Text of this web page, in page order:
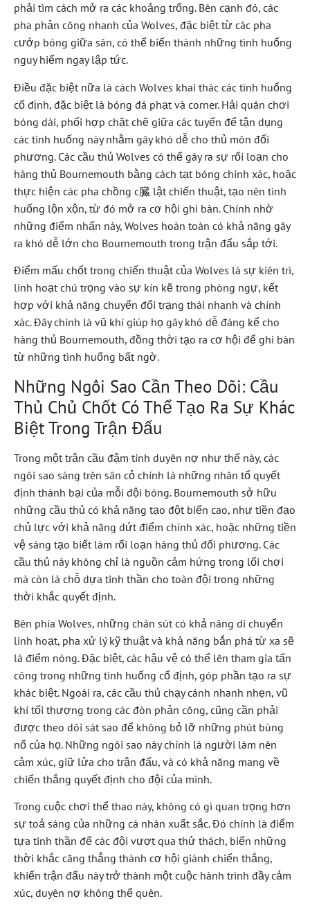
phải tìm cách mở ra các khoảng trống. Bên cạnh đó, các
pha phản công nhanh của Wolves, đặc biệt từ các pha
cướp bóng giữa sân, có thể biến thành những tình huống
nguy hiểm ngay lập tức.
Điều đặc biệt nữa là cách Wolves khai thác các tình huống
cố định, đặc biệt là bóng đá phạt và corner. Hải quân chơi
bóng dài, phối hợp chặt chẽ giữa các tuyến để tận dụng
các tình huống này nhằm gây khó dễ cho thủ môn đối
phương. Các cầu thủ Wolves có thể gây ra sự rối loạn cho
hàng thủ Bournemouth bằng cách tạt bóng chính xác, hoặc
thực hiện các pha chồng c臓 lật chiến thuật, tạo nên tình
huống lộn xộn, từ đó mở ra cơ hội ghi bàn. Chính nhờ
những điểm nhấn này, Wolves hoàn toàn có khả năng gây
ra khó dễ lớn cho Bournemouth trong trận đấu sắp tới.
Điểm mấu chốt trong chiến thuật của Wolves là sự kiên trì,
linh hoạt chú trọng vào sự kín kẽ trong phòng ngự, kết
hợp với khả năng chuyển đổi trạng thái nhanh và chính
xác. Đây chính là vũ khí giúp họ gây khó dễ đáng kể cho
hàng thủ Bournemouth, đồng thời tạo ra cơ hội để ghi bàn
từ những tình huống bất ngờ.
Những Ngôi Sao Cần Theo Dõi: Cầu
Thủ Chủ Chốt Có Thể Tạo Ra Sự Khác
Biệt Trong Trận Đấu
Trong một trận cầu đậm tính duyên nợ như thế này, các
ngôi sao sáng trên sân cỏ chính là những nhân tố quyết
định thành bại của mỗi đội bóng. Bournemouth sở hữu
những cầu thủ có khả năng tạo đột biến cao, như tiền đạo
chủ lực với khả năng dứt điểm chính xác, hoặc những tiền
vệ sáng tạo biết làm rối loạn hàng thủ đối phương. Các
cầu thủ này không chỉ là nguồn cảm hứng trong lối chơi
mà còn là chỗ dựa tinh thần cho toàn đội trong những
thời khắc quyết định.
Bên phía Wolves, những chân sút có khả năng di chuyển
linh hoạt, pha xử lý kỹ thuật và khả năng bắn phá từ xa sẽ
là điểm nóng. Đặc biệt, các hậu vệ có thể lên tham gia tấn
công trong những tình huống cố định, góp phần tạo ra sự
khác biệt. Ngoài ra, các cầu thủ chạy cánh nhanh nhẹn, vũ
khí tối thượng trong các đòn phản công, cũng cần phải
được theo dõi sát sao để không bỏ lỡ những phút bùng
nổ của họ. Những ngôi sao này chính là người làm nên
cảm xúc, giữ lửa cho trận đấu, và có khả năng mang về
chiến thắng quyết định cho đội của mình.
Trong cuộc chơi thể thao này, không có gì quan trọng hơn
sự toả sáng của những cá nhân xuất sắc. Đó chính là điểm
tựa tinh thần để các đội vượt qua thử thách, biến những
thời khắc căng thẳng thành cơ hội giành chiến thắng,
khiến trận đấu này trở thành một cuộc hành trình đầy cảm
xúc, duyên nợ không thể quên.